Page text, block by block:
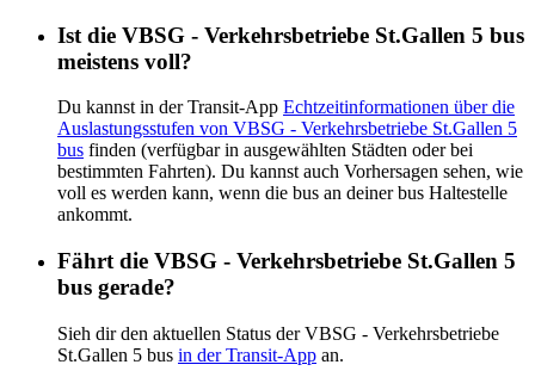
Ist die VBSG - Verkehrsbetriebe St.Gallen 5 bus
meistens voll?
Du kannst in der Transit-App Echtzeitinformationen über die
Auslastungsstufen von VBSG - Verkehrsbetriebe St.Gallen 5
bus finden (verfügbar in ausgewählten Städten oder bei
bestimmten Fahrten). Du kannst auch Vorhersagen sehen, wie
voll es werden kann, wenn die bus an deiner bus Haltestelle
ankommt.
Fährt die VBSG - Verkehrsbetriebe St.Gallen 5
bus gerade?
Sieh dir den aktuellen Status der VBSG - Verkehrsbetriebe
St.Gallen 5 bus in der Transit-App an.